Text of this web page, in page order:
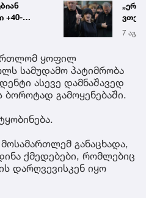
რომ
იყო
- გიგა
რა
7 აგვ
ყოფილ
სამუდამო პატიმრობა
ასევე დამნაშავედ
გამოყენებაში.
განაცხადა,
ქმედებები, რომლებიც
დარღვევისკენ იყო